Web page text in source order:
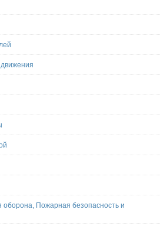
оборона, Пожарная безопасность и